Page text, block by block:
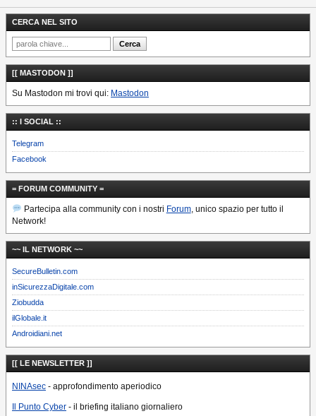
CERCA NEL SITO
[[ MASTODON ]]
Su Mastodon mi trovi qui: Mastodon
:: I SOCIAL ::
Telegram
Facebook
= FORUM COMMUNITY =
Partecipa alla community con i nostri Forum, unico spazio per tutto il
Network!
~~ IL NETWORK ~~
SecureBulletin.com
inSicurezzaDigitale.com
Ziobudda
ilGlobale.it
Androidiani.net
[[ LE NEWSLETTER ]]
NINAsec - approfondimento aperiodico
Il Punto Cyber - il briefing italiano giornaliero